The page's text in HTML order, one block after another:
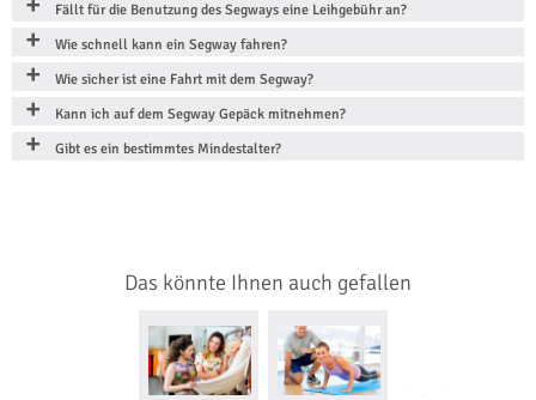
Fällt für die Benutzung des Segways eine Leihgebühr an?
Wie schnell kann ein Segway fahren?
Wie sicher ist eine Fahrt mit dem Segway?
Kann ich auf dem Segway Gepäck mitnehmen?
Gibt es ein bestimmtes Mindestalter?
Das könnte Ihnen auch gefallen